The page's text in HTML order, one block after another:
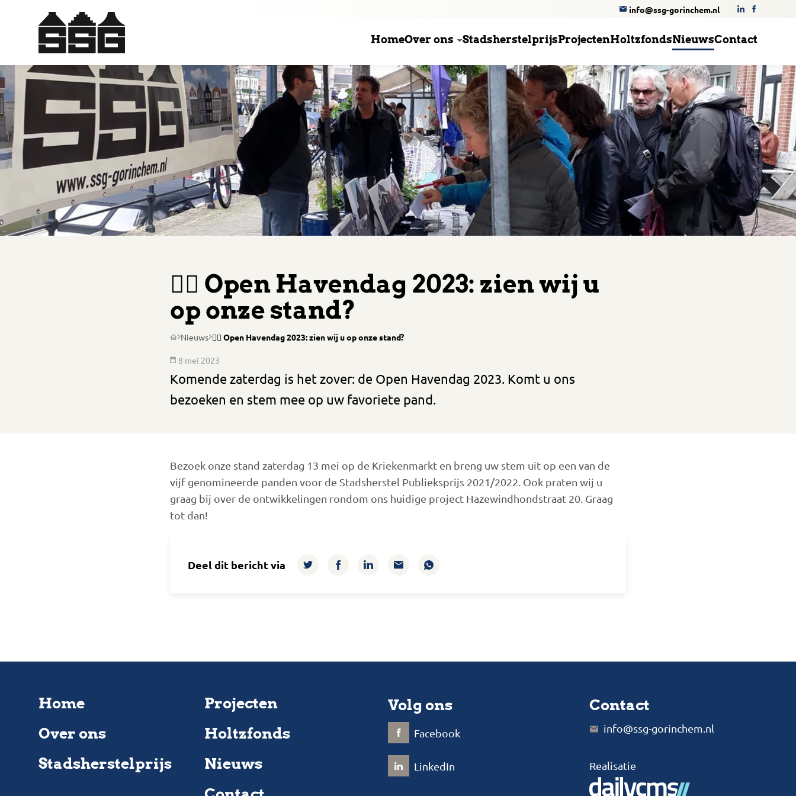
info@ssg-gorinchem.nl
HomeOver ons StadsherstelprijsProjectenHoltzfondsNieuwsContact
✍🏽 Open Havendag 2023: zien wij u
op onze stand?
Nieuws ✍🏽 Open Havendag 2023: zien wij u op onze stand?
8 mei 2023
Komende zaterdag is het zover: de Open Havendag 2023. Komt u ons
bezoeken en stem mee op uw favoriete pand.
Bezoek onze stand zaterdag 13 mei op de Kriekenmarkt en breng uw stem uit op een van de
vijf genomineerde panden voor de Stadsherstel Publieksprijs 2021/2022. Ook praten wij u
graag bij over de ontwikkelingen rondom ons huidige project Hazewindhondstraat 20. Graag
tot dan!
Deel dit bericht via
Home
Over ons
Stadsherstelprijs
Projecten
Holtzfonds
Nieuws
Volg ons
Facebook
LinkedIn
Contact
info@ssg-gorinchem.nl
Realisatie